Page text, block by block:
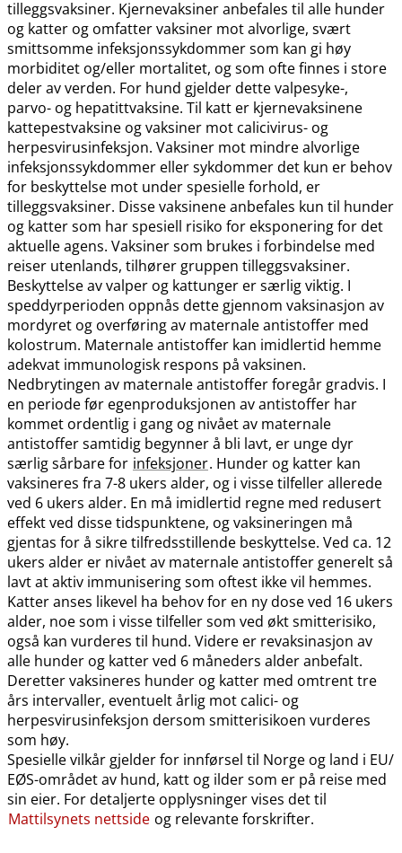
tilleggsvaksiner. Kjernevaksiner anbefales til alle hunder
og katter og omfatter vaksiner mot alvorlige, svært
smittsomme infeksjonssykdommer som kan gi høy
morbiditet og​/​eller mortalitet, og som ofte finnes i store
deler av verden. For hund gjelder dette valpesyke-,
parvo- og hepatittvaksine. Til katt er kjernevaksinene
kattepestvaksine og vaksiner mot calicivirus- og
herpesvirusinfeksjon. Vaksiner mot mindre alvorlige
infeksjonssykdommer eller sykdommer det kun er behov
for beskyttelse mot under spesielle forhold, er
tilleggsvaksiner. Disse vaksinene anbefales kun til hunder
og katter som har spesiell risiko for eksponering for det
aktuelle agens. Vaksiner som brukes i forbindelse med
reiser utenlands, tilhører gruppen tilleggsvaksiner.
Beskyttelse av valper og kattunger er særlig viktig. I
speddyrperioden oppnås dette gjennom vaksinasjon av
mordyret og overføring av maternale antistoffer med
kolostrum. Maternale antistoffer kan imidlertid hemme
adekvat immunologisk respons på vaksinen.
Nedbrytingen av maternale antistoffer foregår gradvis. I
en periode før egenproduksjonen av antistoffer har
kommet ordentlig i gang og nivået av maternale
antistoffer samtidig begynner å bli lavt, er unge dyr
særlig sårbare for infeksjoner. Hunder og katter kan
vaksineres fra 7-8 ukers alder, og i visse tilfeller allerede
ved 6 ukers alder. En må imidlertid regne med redusert
effekt ved disse tidspunktene, og vaksineringen må
gjentas for å sikre tilfredsstillende beskyttelse. Ved ca. 12
ukers alder er nivået av maternale antistoffer generelt så
lavt at aktiv immunisering som oftest ikke vil hemmes.
Katter anses likevel ha behov for en ny dose ved 16 ukers
alder, noe som i visse tilfeller som ved økt smitterisiko,
også kan vurderes til hund. Videre er revaksinasjon av
alle hunder og katter ved 6 måneders alder anbefalt.
Deretter vaksineres hunder og katter med omtrent tre
års intervaller, eventuelt årlig mot calici- og
herpesvirusinfeksjon dersom smitterisikoen vurderes
som høy.
Spesielle vilkår gjelder for innførsel til Norge og land i EU​/​
EØS-området av hund, katt og ilder som er på reise med
sin eier. For detaljerte opplysninger vises det til
Mattilsynets nettside og relevante forskrifter.